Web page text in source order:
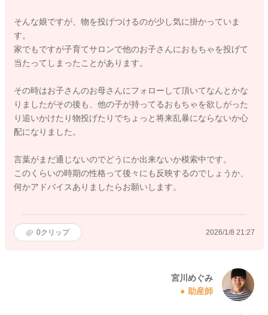
そんな娘ですが、物を投げつけるのが少し気に掛かっていま
す。
家でもですが子育てサロンで他のお子さんにおもちゃを投げて
当たってしまったことがあります。
その時はお子さんのお母さんにフォローして頂いてなんとかな
りましたがその後も、他の子が持ってるおもちゃを欲しがった
り追いかけたり物投げたりでちょっと将来乱暴にならないか心
配になりました。
言葉がまだ通じないのでどうにか出来ないか模索中です。
このくらいの時期の性格って後々にも反映するのでしょうか、
何かアドバイスありましたらお願いします。
0クリップ 2026/1/8 21:27
宮川めぐみ
助産師